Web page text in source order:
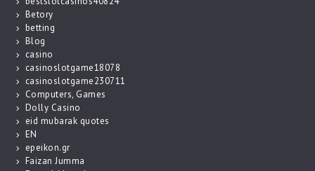
Betory
betting
Blog
casino
casinoslotgame18078
casinoslotgame230711
Computers, Games
Dolly Casino
eid mubarak quotes
EN
epeikon.gr
Faizan Jumma